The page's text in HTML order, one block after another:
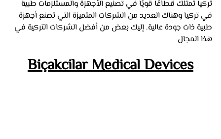
تركيا تمتلك قطاعًا قويًا في تصنيع الأجهزة والمستلزمات طبية
في تركيا وهناك العديد من الشركات المتميزة التي تصنع أجهزة
طبية ذات جودة عالية. إليك بعض من أفضل الشركات التركية في
هذا المجال
Biçakcilar Medical Devices